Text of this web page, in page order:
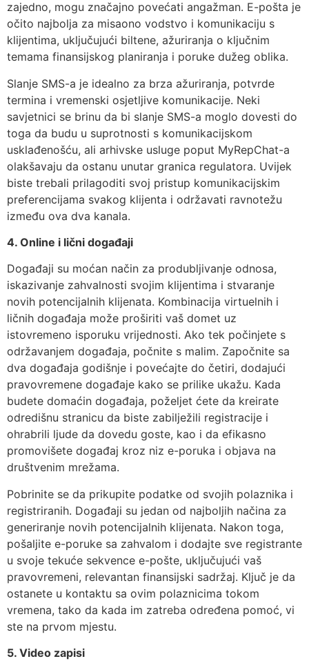
zajedno, mogu značajno povećati angažman. E-pošta je
očito najbolja za misaono vodstvo i komunikaciju s
klijentima, uključujući biltene, ažuriranja o ključnim
temama finansijskog planiranja i poruke dužeg oblika.
Slanje SMS-a je idealno za brza ažuriranja, potvrde
termina i vremenski osjetljive komunikacije. Neki
savjetnici se brinu da bi slanje SMS-a moglo dovesti do
toga da budu u suprotnosti s komunikacijskom
usklađenošću, ali arhivske usluge poput MyRepChat-a
olakšavaju da ostanu unutar granica regulatora. Uvijek
biste trebali prilagoditi svoj pristup komunikacijskim
preferencijama svakog klijenta i održavati ravnotežu
između ova dva kanala.
4. Online i lični događaji
Događaji su moćan način za produbljivanje odnosa,
iskazivanje zahvalnosti svojim klijentima i stvaranje
novih potencijalnih klijenata. Kombinacija virtuelnih i
ličnih događaja može proširiti vaš domet uz
istovremeno isporuku vrijednosti. Ako tek počinjete s
održavanjem događaja, počnite s malim. Započnite sa
dva događaja godišnje i povećajte do četiri, dodajući
pravovremene događaje kako se prilike ukažu. Kada
budete domaćin događaja, poželjet ćete da kreirate
odredišnu stranicu da biste zabilježili registracije i
ohrabrili ljude da dovedu goste, kao i da efikasno
promovišete događaj kroz niz e-poruka i objava na
društvenim mrežama.
Pobrinite se da prikupite podatke od svojih polaznika i
registriranih. Događaji su jedan od najboljih načina za
generiranje novih potencijalnih klijenata. Nakon toga,
pošaljite e-poruke sa zahvalom i dodajte sve registrante
u svoje tekuće sekvence e-pošte, uključujući vaš
pravovremeni, relevantan finansijski sadržaj. Ključ je da
ostanete u kontaktu sa ovim polaznicima tokom
vremena, tako da kada im zatreba određena pomoć, vi
ste na prvom mjestu.
5. Video zapisi